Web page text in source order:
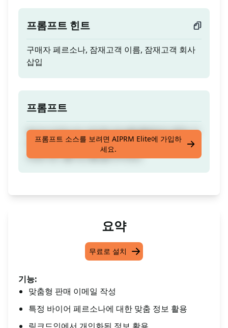
프롬프트 힌트
구매자 페르소나, 잠재고객 이름, 잠재고객 회사
삽입
프롬프트
링크드인에서의 개인화 정보를 활용하여 특정 구
매자 페르소나에게 맞춤형 이메일 작성. 도움이
되었다면 '좋아요'를 눌러주세요!
프롬프트 소스를 보려면 AIPRM Elite에 가입하
세요.
요약
무료로 설치
기능:
맞춤형 판매 이메일 작성
특정 바이어 페르소나에 대한 맞춤 정보 활용